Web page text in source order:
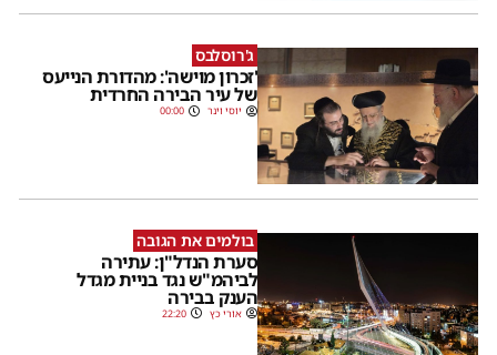
ג'רוסלבס
'זכרון מוישה': מהדורת הנייעס
של עיר הבירה החרדית
יוסי וינר 00:00
בולמים את הגובה
סערת הנדל"ן: עתירה
לביהמ"ש נגד בניית מגדל
הענק בבירה
אורי כץ 22:20